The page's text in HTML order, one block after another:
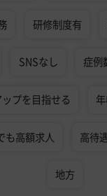
研修制度有
SNSなし 症例
プを目指せる
も高額求人 高待
地方